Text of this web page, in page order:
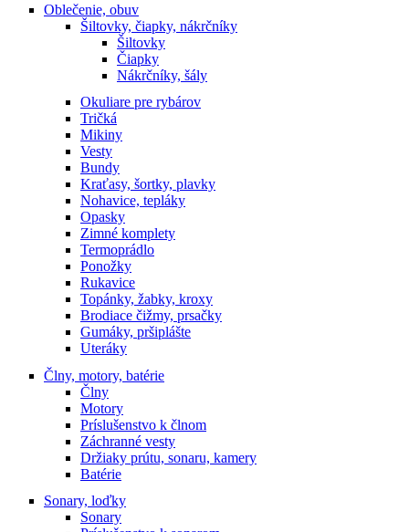
Oblečenie, obuv
Šiltovky, čiapky, nákrčníky
Šiltovky
Čiapky
Nákrčníky, šály
Okuliare pre rybárov
Tričká
Mikiny
Vesty
Bundy
Kraťasy, šortky, plavky
Nohavice, tepláky
Opasky
Zimné komplety
Termoprádlo
Ponožky
Rukavice
Topánky, žabky, kroxy
Brodiace čižmy, prsačky
Gumáky, pršiplášte
Uteráky
Člny, motory, batérie
Člny
Motory
Príslušenstvo k člnom
Záchranné vesty
Držiaky prútu, sonaru, kamery
Batérie
Sonary, loďky
Sonary